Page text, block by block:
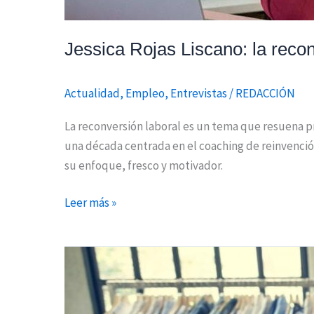
Jessica Rojas Liscano: la
Actualidad, Empleo, Entrevistas /REDACCIÓN
La reconversión laboral es un tema que resuena
una década centrada en el coaching de
su enfoque, fresco y motivador.
Leer más »
Comunidad